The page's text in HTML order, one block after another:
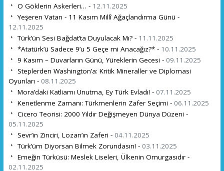
O Göklerin Askerleri… - 12.11.2025
Yeşeren Vatan - 11 Kasım Millî Ağaçlandırma Günü -
12.11.2025
Türk’ün Sesi Bağdat’ta Duyulacak Mı? - 11.11.2025
*Atatürk’ü Sadece 9’u 5 Geçe mi Anacağız?* - 10.11.2025
9 Kasım – Duvarların Günü, Yüreklerin Gecesi - 09.11.2025
Steplerden Washington’a: Kritik Mineraller ve Diplomasi
Oyunları - 08.11.2025
Mora’daki Katliamı Unutma, Ey Türk Evladı! - 07.11.2025
Kenetlenme Zamanı: Türkmenlerin Zafer Seçimi - 06.11.2025
Cicero Teorisi: 2000 Yıldır Değişmeyen Dünya Düzeni -
05.11.2025
Sevr’in Zinciri, Lozan’ın Zaferi - 04.11.2025
Türk’üm Diyorsan Bilmek Zorundasın! - 03.11.2025
Emeğin Türküsü: Meslek Liseleri, Ülkenin Omurgasıdır -
02.11.2025